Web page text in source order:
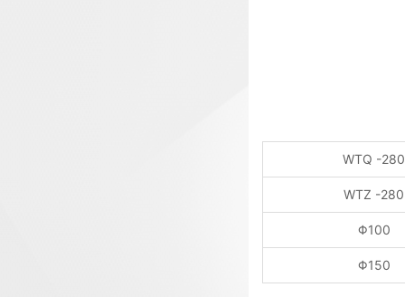
WTQ -280
WTZ -280
Φ100
Φ150